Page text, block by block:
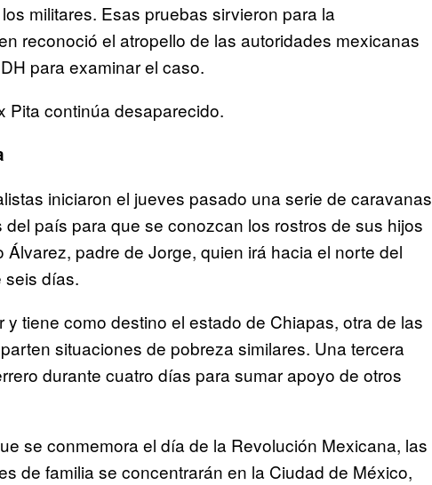
militares. Esas pruebas sirvieron para la
reconoció el atropello de las autoridades mexicanas
para examinar el caso.
Pita continúa desaparecido.
iniciaron el jueves pasado una serie de caravanas
país para que se conozcan los rostros de sus hijos
padre de Jorge, quien irá hacia el norte del
seis días.
tiene como destino el estado de Chiapas, otra de las
situaciones de pobreza similares. Una tercera
durante cuatro días para sumar apoyo de otros
se conmemora el día de la Revolución Mexicana, las
de familia se concentrarán en la Ciudad de México,